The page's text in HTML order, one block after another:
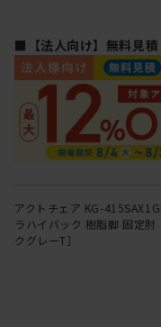
■【法人向け】無料見
アクトチェア KG-
ラハイバック 樹脂脚 固定
クグレーT］